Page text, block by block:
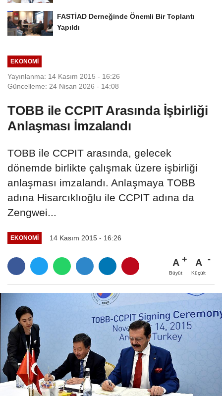
FASTİAD Derneğinde Önemli Bir Toplantı
Yapıldı
EKONOMI
Yayınlanma: 14 Kasım 2015 - 16:26
Güncelleme: 24 Nisan 2026 - 14:08
TOBB ile CCPIT Arasında İşbirliği
Anlaşması İmzalandı
TOBB ile CCPIT arasında, gelecek
dönemde birlikte çalışmak üzere işbirliği
anlaşması imzalandı. Anlaşmaya TOBB
adına Hisarcıklıoğlu ile CCPIT adına da
Zengwei...
EKONOMI 14 Kasım 2015 - 16:26
A
Büyüt
A
Küçült